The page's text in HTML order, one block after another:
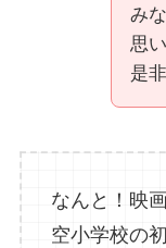
み
思
是
なんと！映
空小学校の